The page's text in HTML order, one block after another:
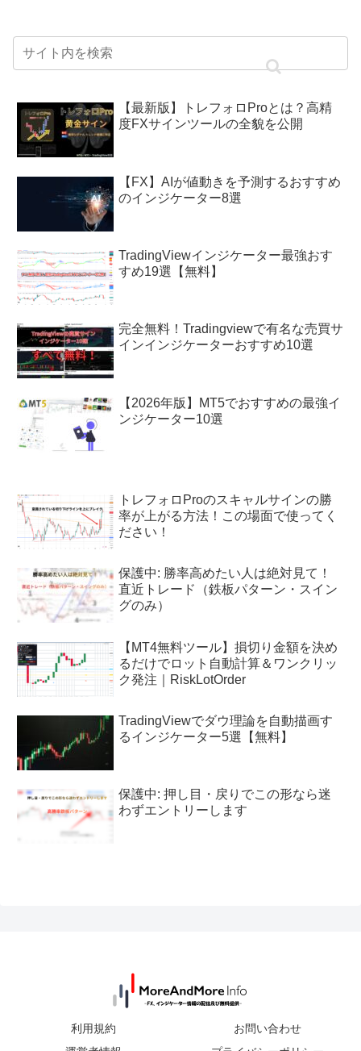
【最新版】トレフォロProとは？高精
度FXサインツールの全貌を公開
【FX】AIが値動きを予測するおすすめ
のインジケーター8選
TradingViewインジケーター最強おす
すめ19選【無料】
完全無料！Tradingviewで有名な売買サ
インインジケーターおすすめ10選
【2026年版】MT5でおすすめの最強イ
ンジケーター10選
トレフォロProのスキャルサインの勝
率が上がる方法！この場面で使ってく
ださい！
保護中: 勝率高めたい人は絶対見て！
直近トレード（鉄板パターン・スイン
グのみ）
【MT4無料ツール】損切り金額を決め
るだけでロット自動計算＆ワンクリッ
ク発注｜RiskLotOrder
TradingViewでダウ理論を自動描画す
るインジケーター5選【無料】
保護中: 押し目・戻りでこの形なら迷
わずエントリーします
利用規約
お問い合わせ